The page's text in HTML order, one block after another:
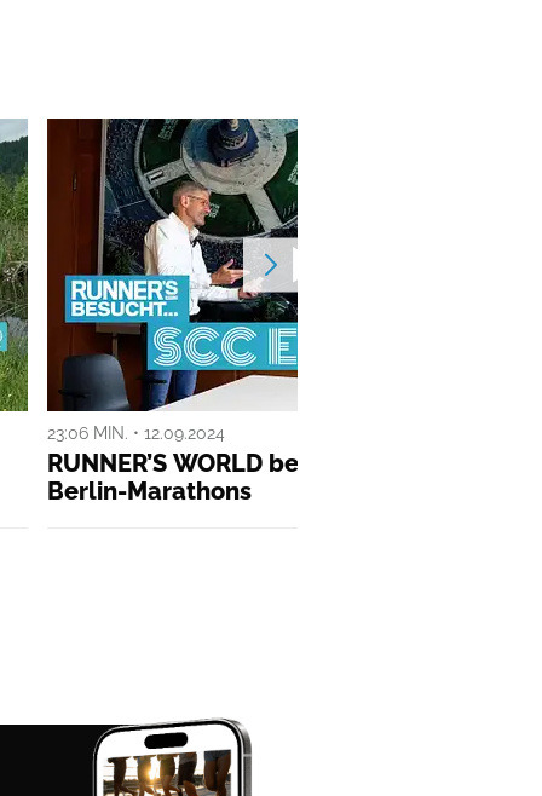
23:06 MIN. • 12.09.2024
RUNNER’S WORLD besucht… die Macher
Berlin-Marathons